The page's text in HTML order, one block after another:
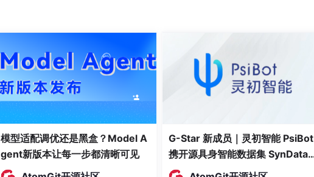
模型适配调优还是黑盒？Model A
gent新版本让每一步都清晰可见
G-Star 新成员｜灵初智能 PsiBot
携开源具身智能数据集 SynData
入驻 AtomGit